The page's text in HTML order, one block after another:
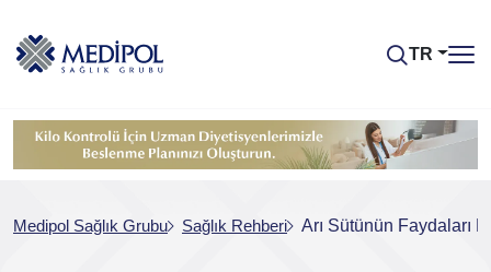
TR
Medipol Sağlık Grubu Sağlık Rehberi Arı Sütünün Faydaları